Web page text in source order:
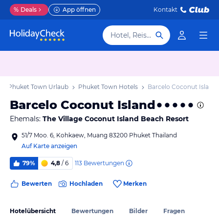
% Deals App öffnen Kontakt
Hotel, Reiseziel
Phuket Town Urlaub Phuket Town Hotels Barcelo Coconut Island
Barcelo Coconut Island
Ehemals: The Village Coconut Island Beach Resort
51/7 Moo. 6, Kohkaew, Muang 83200 Phuket Thailand
Auf Karte anzeigen
79% 4,8 / 6 113 Bewertungen
Bewerten Hochladen Merken
Hotelübersicht Bewertungen Bilder Fragen